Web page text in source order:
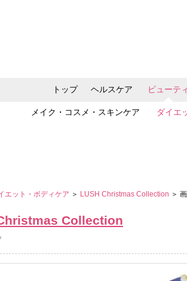
トップ ヘルスケア ビューティ
メイク・コスメ・スキンケア ダイエ
エット・ボディケア ＞ LUSH Christmas Collection ＞
Collection